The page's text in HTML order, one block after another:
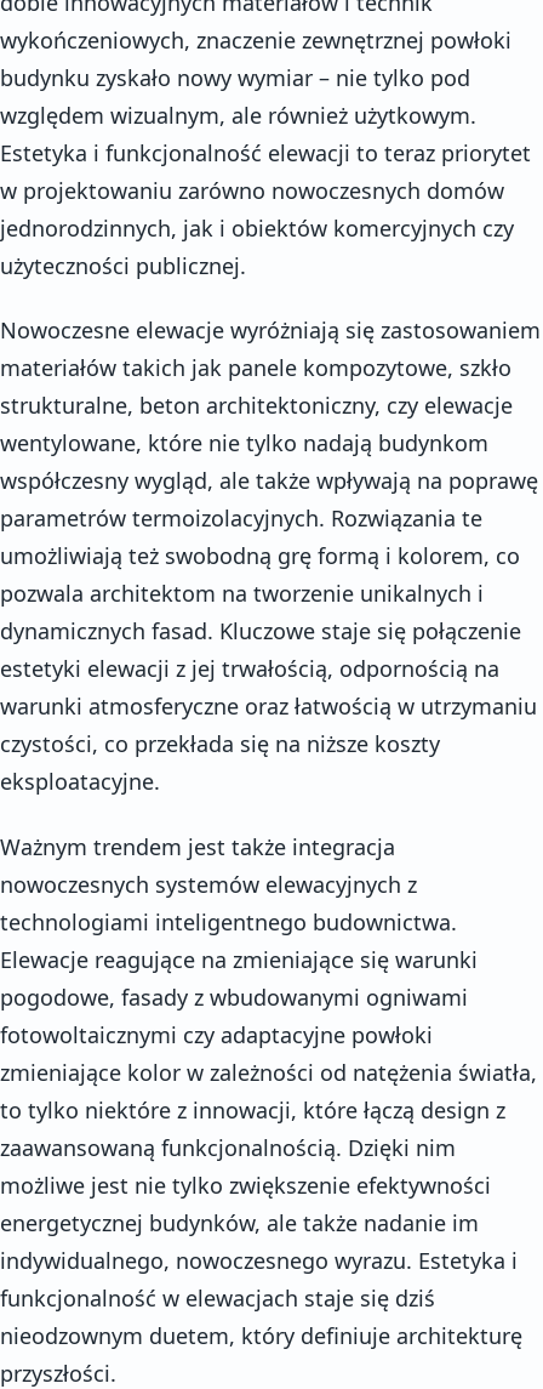
wykończeniowych, znaczenie zewnętrznej powłoki
budynku zyskało nowy wymiar – nie tylko pod
względem wizualnym, ale również użytkowym.
Estetyka i funkcjonalność elewacji to teraz priorytet
w projektowaniu zarówno nowoczesnych domów
jednorodzinnych, jak i obiektów komercyjnych czy
użyteczności publicznej.
Nowoczesne elewacje wyróżniają się zastosowaniem
materiałów takich jak panele kompozytowe, szkło
strukturalne, beton architektoniczny, czy elewacje
wentylowane, które nie tylko nadają budynkom
współczesny wygląd, ale także wpływają na poprawę
parametrów termoizolacyjnych. Rozwiązania te
umożliwiają też swobodną grę formą i kolorem, co
pozwala architektom na tworzenie unikalnych i
dynamicznych fasad. Kluczowe staje się połączenie
estetyki elewacji z jej trwałością, odpornością na
warunki atmosferyczne oraz łatwością w utrzymaniu
czystości, co przekłada się na niższe koszty
eksploatacyjne.
Ważnym trendem jest także integracja
nowoczesnych systemów elewacyjnych z
technologiami inteligentnego budownictwa.
Elewacje reagujące na zmieniające się warunki
pogodowe, fasady z wbudowanymi ogniwami
fotowoltaicznymi czy adaptacyjne powłoki
zmieniające kolor w zależności od natężenia światła,
to tylko niektóre z innowacji, które łączą design z
zaawansowaną funkcjonalnością. Dzięki nim
możliwe jest nie tylko zwiększenie efektywności
energetycznej budynków, ale także nadanie im
indywidualnego, nowoczesnego wyrazu. Estetyka i
funkcjonalność w elewacjach staje się dziś
nieodzownym duetem, który definiuje architekturę
przyszłości.